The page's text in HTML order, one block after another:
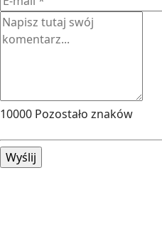
10000 Pozostało znaków
Wyślij